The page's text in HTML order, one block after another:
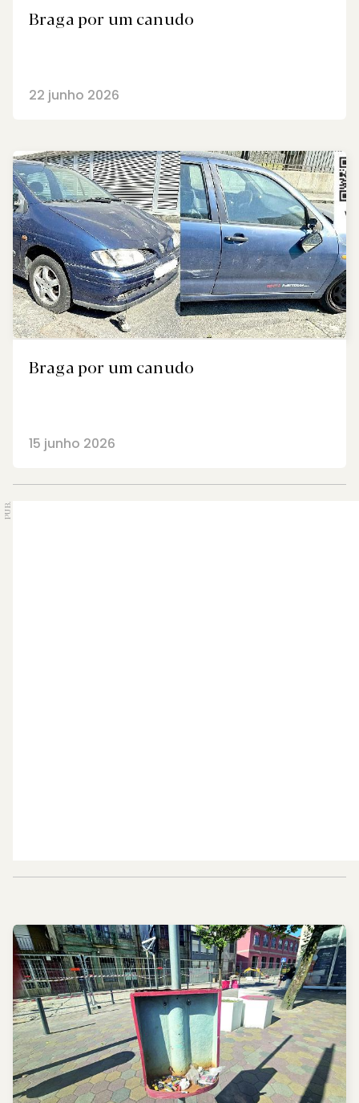
Braga por um canudo
22 junho 2026
Braga por um canudo
15 junho 2026
PUB.